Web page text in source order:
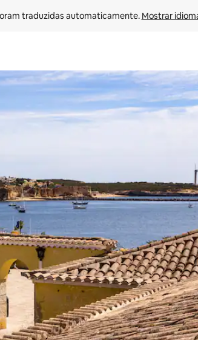
traduzidas automaticamente. Mostrar
para cima e para baixo do teclado ou tocando